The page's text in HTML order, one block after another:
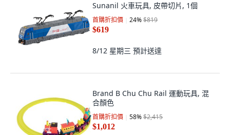
Sunanil 火車玩具, 皮帶切片, 1個
首購折扣價 24%$819
$619
8/12 星期三 預計送達
Brand B Chu Chu Rail 運動玩具, 混
合顏色
首購折扣價 58%$2,415
$1,012